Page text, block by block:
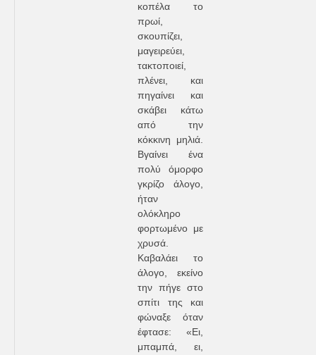
κοπέλα το
πρωί,
σκουπίζει,
μαγειρεύει,
τακτοποιεί,
πλένει, και
πηγαίνει και
σκάβει κάτω
από την
κόκκινη μηλιά.
Βγαίνει ένα
πολύ όμορφο
γκρίζο άλογο,
ήταν
ολόκληρο
φορτωμένο με
χρυσά.
Καβαλάει το
άλογο, εκείνο
την πήγε στο
σπίτι της και
φώναξε όταν
έφτασε: «Ει,
μπαμπά, ει,